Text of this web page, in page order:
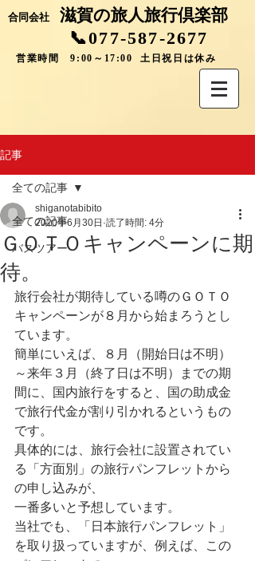
合同会社 滋賀の旅人旅行倶楽部
📞077-587-2677
営業時間 9:00～17:00 土日祝日は休み
記事
全ての記事
バスツアー
全ての記事
ＧＯＴＯキャンペーンに期
待。
shiganotabibito
2020年6月30日 読了時間: 4分
旅行会社が期待している噂のＧＯＴＯ
キャンペーンが８月から始まろうとし
ています。
簡単にいえば、８月（開始日は不明）
～来年３月（終了日は不明）までの期
間に、国内旅行をすると、国の助成金
で旅行代金が割り引かれるというもの
です。
具体的には、旅行会社に設置されてい
る「方面別」の旅行パンフレットから
の申し込みが、
一番多いと予想しています。
当社でも、「日本旅行パンフレット」
を取り扱っていますが、例えば、この